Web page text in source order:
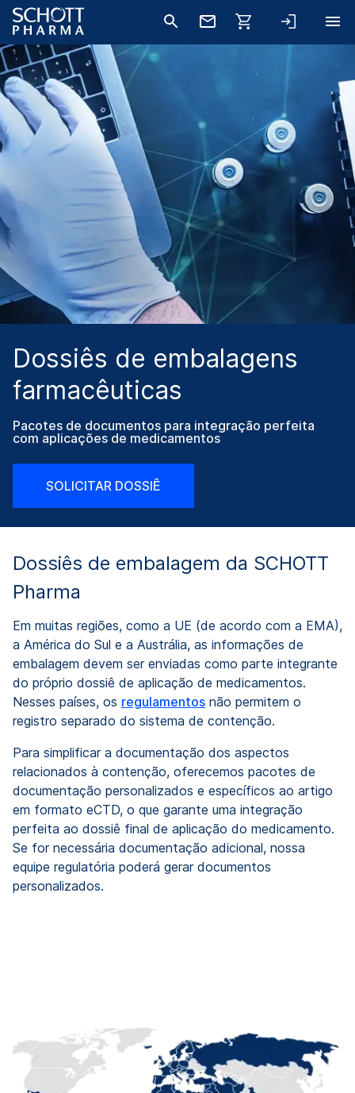
Dossiês de embalagens
farmacêuticas
Pacotes de documentos para integração perfeita
com aplicações de medicamentos
SOLICITAR DOSSIÊ
Dossiês de embalagem da SCHOTT
Pharma
Em muitas regiões, como a UE (de acordo com a EMA),
a América do Sul e a Austrália, as informações de
embalagem devem ser enviadas como parte integrante
do próprio dossiê de aplicação de medicamentos.
Nesses países, os regulamentos não permitem o
registro separado do sistema de contenção.
Para simplificar a documentação dos aspectos
relacionados à contenção, oferecemos pacotes de
documentação personalizados e específicos ao artigo
em formato eCTD, o que garante uma integração
perfeita ao dossiê final de aplicação do medicamento.
Se for necessária documentação adicional, nossa
equipe regulatória poderá gerar documentos
personalizados.